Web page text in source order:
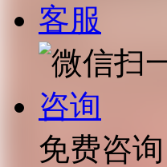
客服
咨询
免费咨询